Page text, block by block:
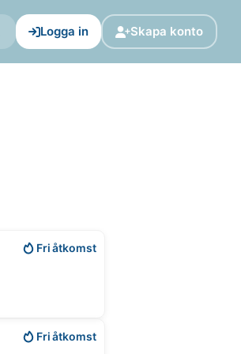
Logga in Skapa konto
Fri åtkomst
Fri åtkomst